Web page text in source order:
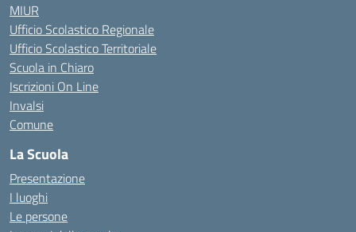
MIUR
Ufficio Scolastico Regionale
Ufficio Scolastico Territoriale
Scuola in Chiaro
Iscrizioni On Line
Invalsi
Comune
La Scuola
Presentazione
I luoghi
Le persone